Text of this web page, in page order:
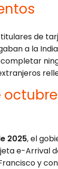
de
a la
2025, el
e-Arrival
y